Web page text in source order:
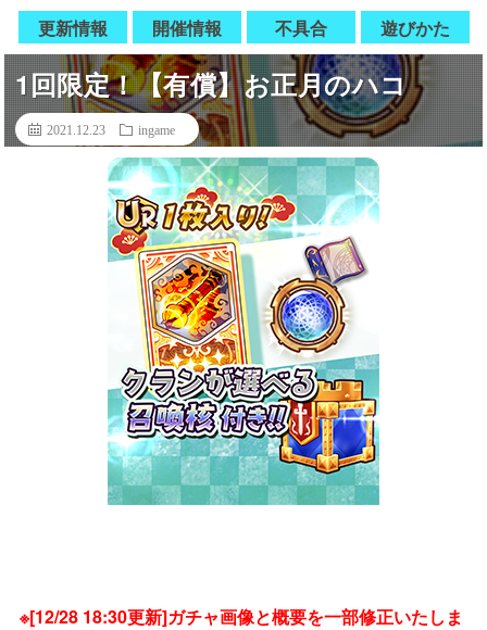
更新情報 開催情報 不具合 遊びかた
1回限定！【有償】お正月のハコ
2021.12.23 ingame
※[12/28 18:30更新]ガチャ画像と概要を一部修正いたしま